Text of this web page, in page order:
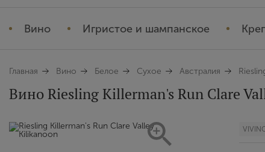
Вино Игристое и шампанское
Главная Вино Белое Сухое Австралия
Вино Riesling Killerman's Run Clare